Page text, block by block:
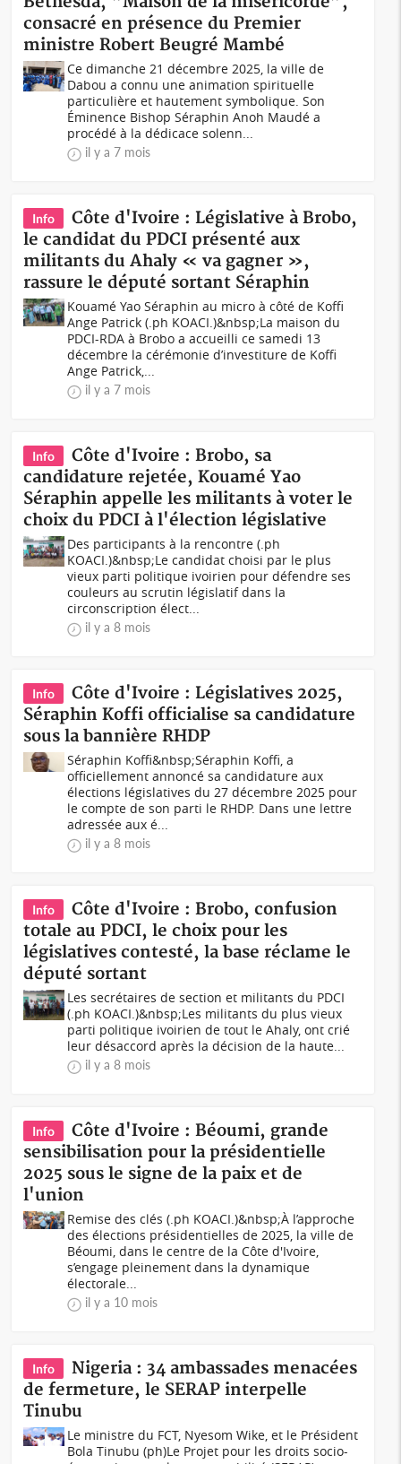
consacré en présence du Premier
ministre Robert Beugré Mambé
Ce dimanche 21 décembre 2025, la ville de
Dabou a connu une animation spirituelle
particulière et hautement symbolique. Son
Éminence Bishop Séraphin Anoh Maudé a
procédé à la dédicace solenn...
il y a 7 mois
Info
Côte d'Ivoire : Législative à Brobo,
le candidat du PDCI présenté aux
militants du Ahaly « va gagner »,
rassure le député sortant Séraphin
Kouamé Yao Séraphin au micro à côté de Koffi
Ange Patrick (.ph KOACI.)&nbsp;La maison du
PDCI-RDA à Brobo a accueilli ce samedi 13
décembre la cérémonie d’investiture de Koffi
Ange Patrick,...
il y a 7 mois
Info
Côte d'Ivoire : Brobo, sa
candidature rejetée, Kouamé Yao
Séraphin appelle les militants à voter le
choix du PDCI à l'élection législative
Des participants à la rencontre (.ph
KOACI.)&nbsp;Le candidat choisi par le plus
vieux parti politique ivoirien pour défendre ses
couleurs au scrutin législatif dans la
circonscription élect...
il y a 8 mois
Info
Côte d'Ivoire : Législatives 2025,
Séraphin Koffi officialise sa candidature
sous la bannière RHDP
Séraphin Koffi&nbsp;Séraphin Koffi, a
officiellement annoncé sa candidature aux
élections législatives du 27 décembre 2025 pour
le compte de son parti le RHDP. Dans une lettre
adressée aux é...
il y a 8 mois
Info
Côte d'Ivoire : Brobo, confusion
totale au PDCI, le choix pour les
législatives contesté, la base réclame le
député sortant
Les secrétaires de section et militants du PDCI
(.ph KOACI.)&nbsp;Les militants du plus vieux
parti politique ivoirien de tout le Ahaly, ont crié
leur désaccord après la décision de la haute...
il y a 8 mois
Info
Côte d'Ivoire : Béoumi, grande
sensibilisation pour la présidentielle
2025 sous le signe de la paix et de
l'union
Remise des clés (.ph KOACI.)&nbsp;À l’approche
des élections présidentielles de 2025, la ville de
Béoumi, dans le centre de la Côte d'Ivoire,
s’engage pleinement dans la dynamique
électorale...
il y a 10 mois
Info
Nigeria : 34 ambassades menacées
de fermeture, le SERAP interpelle
Tinubu
Le ministre du FCT, Nyesom Wike, et le Président
Bola Tinubu (ph)Le Projet pour les droits socio-